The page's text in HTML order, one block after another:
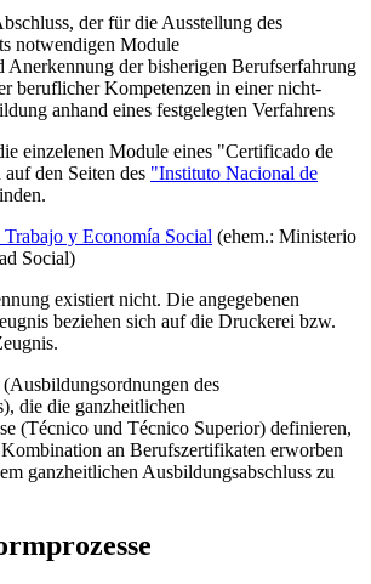
der für die Ausstellung des
notwendigen Module
Anerkennung der bisherigen Berufserfahrung
beruflicher Kompetenzen in einer nicht-
anhand eines festgelegten Verfahrens
einzelenen Module eines "Certificado de
den Seiten des "Instituto Nacional de
y Economía Social (ehem.: Ministerio
Social)
existiert nicht. Die angegebenen
beziehen sich auf die Druckerei bzw.
des
die die ganzheitlichen
(Técnico und Técnico Superior) definieren,
an Berufszertifikaten erworben
ganzheitlichen Ausbildungsabschluss zu